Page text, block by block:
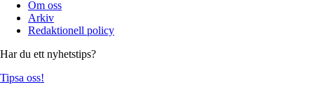
Om oss
Arkiv
Redaktionell policy
Har du ett nyhetstips?
Tipsa oss!